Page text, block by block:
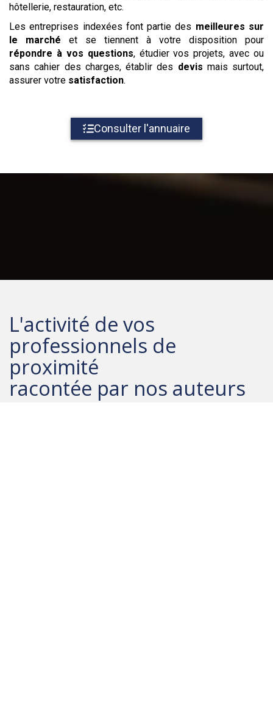
hôtellerie, restauration, etc.
Les entreprises indexées font partie des meilleures sur
le marché et se tiennent à votre disposition pour
répondre à vos questions, étudier vos projets, avec ou
sans cahier des charges, établir des devis mais surtout,
assurer votre satisfaction.
Consulter l'annuaire
L'activité de vos
professionnels de
proximité
racontée par nos auteurs